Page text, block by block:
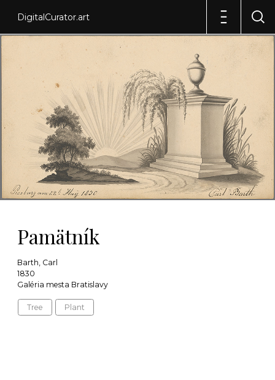
DigitalCurator.art
Pamätník
Barth, Carl
1830
Galéria mesta Bratislavy
Tree Plant